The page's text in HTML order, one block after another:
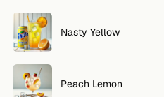
Nasty Yellow
Peach Lemon